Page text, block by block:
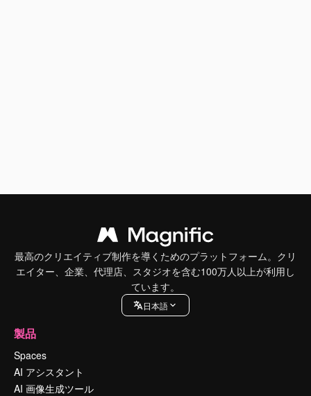
最高のクリエイティブ制作を導くためのプラットフォーム。クリ
エイター、企業、代理店、スタジオを含む100万人以上が利用し
ています。
日本語
製品
Spaces
AI アシスタント
AI 画像生成ツール